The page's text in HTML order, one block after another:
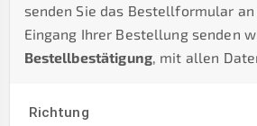
senden Sie das Bestellformular an
Eingang Ihrer Bestellung senden
Bestellbestätigung, mit allen
Richtung